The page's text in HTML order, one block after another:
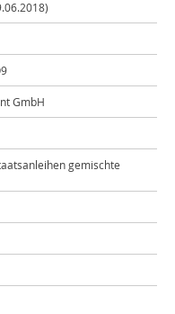
GmbH
gemischte